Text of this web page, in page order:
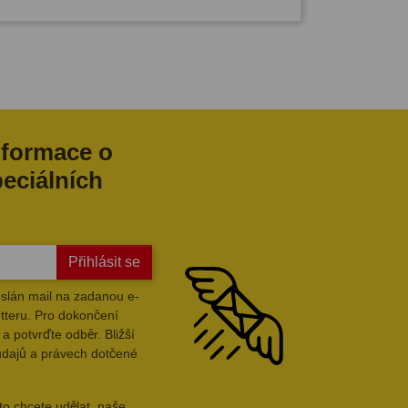
o
Přihlásit se
mail na zadanou e-
Pro dokončení
potvrďte odběr. Bližší
a právech dotčené